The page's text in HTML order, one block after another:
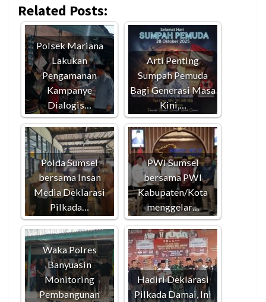
Related Posts:
Polsek Mariana
Lakukan
Pengamanan
Kampanye
Dialogis…
Arti Penting
Sumpah Pemuda
Bagi Generasi Masa
Kini,…
Polda Sumsel
bersama Insan
Media Deklarasi
Pilkada…
PWI Sumsel
bersama PWI
Kabupaten/Kota
menggelar…
Waka Polres
Banyuasin
Monitoring
Pembangunan
Hadiri Deklarasi
Pilkada Damai, Ini